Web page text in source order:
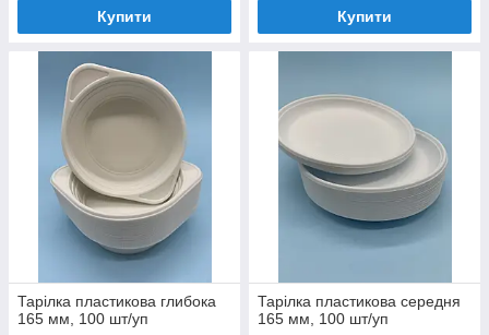
Купити Купити
Тарілка пластикова глибока
165 мм, 100 шт/уп
Тарілка пластикова середня
165 мм, 100 шт/уп